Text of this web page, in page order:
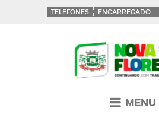
TELEFONES ENCARREGADO
MENU